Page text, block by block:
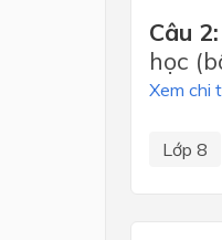
Câu 2:
học
Xem chi
Lớp 8